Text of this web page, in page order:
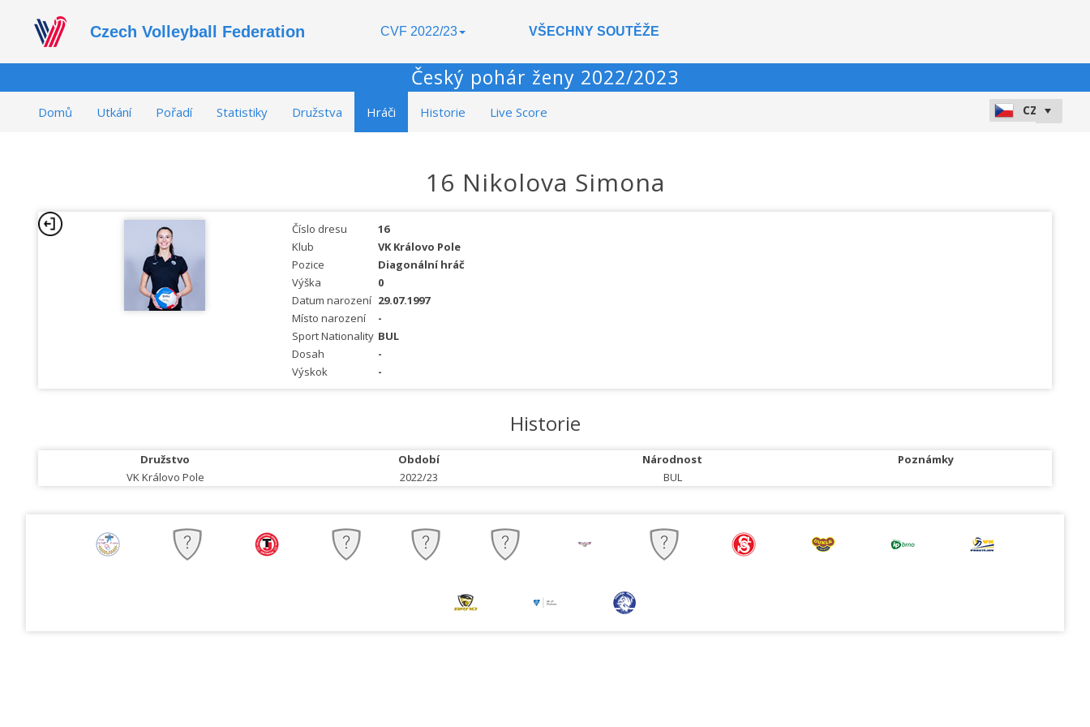
Czech Volleyball Federation CVF 2022/23 VŠECHNY SOUTĚŽE
Český pohár ženy 2022/2023
Domů Utkání Pořadí Statistiky Družstva Hráči Historie Live Score
16 Nikolova Simona
Číslo dresu
16
Klub
VK Královo Pole
Pozice
Diagonální hráč
Výška
0
Datum narození 29.07.1997
Místo narození
-
Sport Nationality BUL
Dosah
-
Výskok
-
Historie
Družstvo Období Národnost
Poznámky
VK Královo Pole
2022/23 BUL